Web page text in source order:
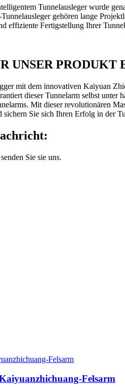
Tunnelausleger wurde
gehören lange
effiziente Fertigstellung Ihrer
UNSER PRODUKT
mit dem innovativen Kaiyuan
dieser Tunnelarm selbst unter
Mit dieser revolutionären
Sie sich Ihren Erfolg in der
Sie sie uns.
Felsarm